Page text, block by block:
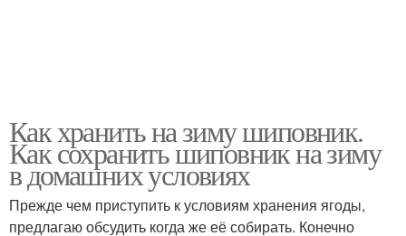
Как хранить на зиму шиповник.
Как сохранить шиповник на зиму
в домашних условиях
Прежде чем приступить к условиям хранения ягоды,
предлагаю обсудить когда же её собирать. Конечно